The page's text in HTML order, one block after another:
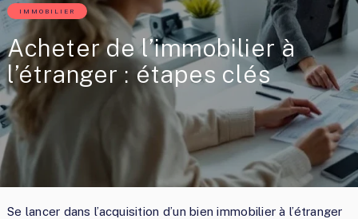
IMMOBILIER
Acheter de l’immobilier à
l’étranger : étapes clés
Se lancer dans l’acquisition d’un bien immobilier à l’étranger